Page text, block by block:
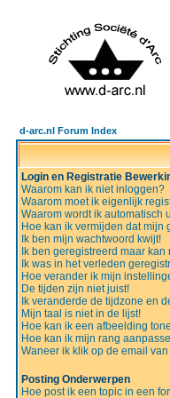
d-arc.nl Forum Index
Login en Registratie
Waarom kan ik niet inloggen?
Waarom moet ik eigenlijk
Waarom wordt ik automatisch
Hoe kan ik vermijden dat
Ik ben mijn wachtwoord kwijt!
Ik ben geregistreerd maar
Ik was in het verleden
Hoe verander ik mijn
De tijden zijn niet juist!
Ik veranderde de tijdzone en
Mijn taal is niet in de lijst!
Hoe kan ik een afbeelding
Hoe kan ik mijn rang
Waneer ik klik op de email
Posting Onderwerpen
Hoe post ik een topic in een